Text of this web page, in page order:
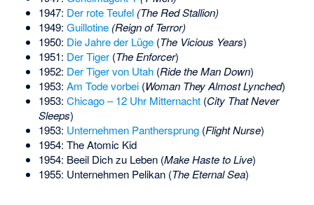
1947: Der rote Teufel (The Red Stallion)
1949: Guillotine (Reign of Terror)
1950: Die Jahre der Lüge(The Vicious Years)
1951: Der Tiger(The Enforcer)
1952: Der Tiger von Utah(Ride the Man Down)
1953: Am Tode vorbei(Woman They Almost Lynched)
1953: Chicago – 12 Uhr Mitternacht(City That Never
Sleeps)
1953: Unternehmen Panthersprung(Flight Nurse)
1954: The Atomic Kid
1954: Beeil Dich zu Leben (Make Haste to Live)
1955: Unternehmen Pelikan (The Eternal Sea)